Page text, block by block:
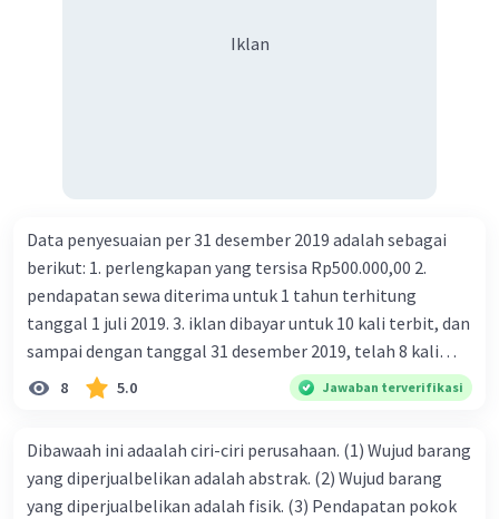
Iklan
Data penyesuaian per 31 desember 2019 adalah sebagai
berikut: 1. perlengkapan yang tersisa Rp500.000,00 2.
pendapatan sewa diterima untuk 1 tahun terhitung
tanggal 1 juli 2019. 3. iklan dibayar untuk 10 kali terbit, dan
sampai dengan tanggal 31 desember 2019, telah 8 kali
terbit. 4. gaji terutang untuk periode berjalan sebesar
Rp800.000,00 dari data di atas, pencatatan jurnal pembalik
8 5.0 Jawaban terverifikasi
Dibawaah ini adaalah ciri-ciri perusahaan. (1) Wujud barang
yang diperjualbelikan adalah abstrak. (2) Wujud barang
yang diperjualbelikan adalah fisik. (3) Pendapatan pokok